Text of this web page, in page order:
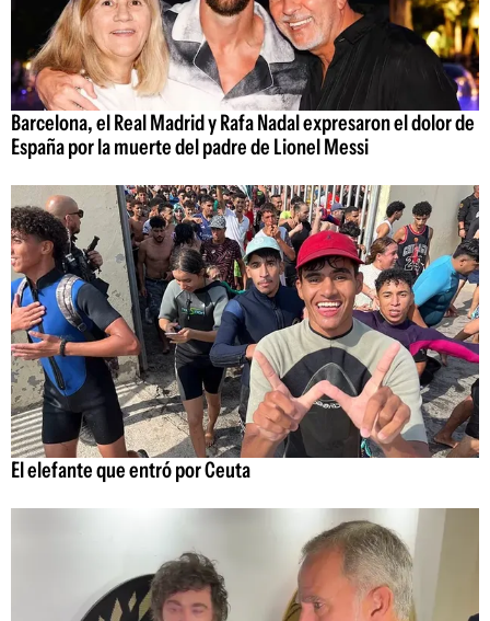
Barcelona, el Real Madrid y Rafa Nadal expresaron el dolor de
España por la muerte del padre de Lionel Messi
El elefante que entró por Ceuta